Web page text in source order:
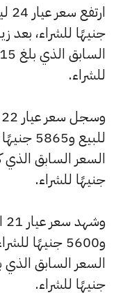
للشراء.
جنيهًا للشراء.
جنيهًا للشراء.